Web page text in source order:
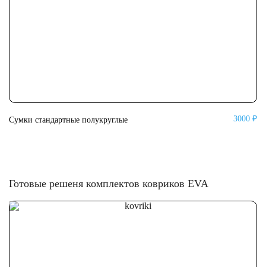
Сумки стандартные полукруглые 3000 ₽
Готовые решеня комплектов ковриков EVA